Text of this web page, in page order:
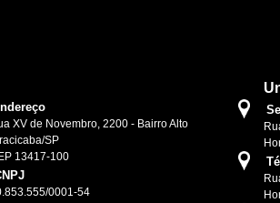
XV de Novembro, 2200 - Bairro Alto
SP
13417-100
0001-54